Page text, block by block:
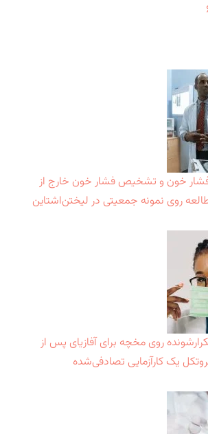
خون و تشخیص فشار خون خارج از
روی نمونه جمعیتی در لیختن‌اشتاین
روی مخچه برای آفازیای پس از
یک کارآزمایی تصادفی‌شده